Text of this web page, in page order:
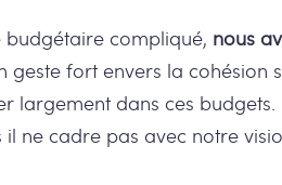
budgétaire compliqué, nous
geste fort envers la
largement dans ces budgets.
il ne cadre pas avec notre